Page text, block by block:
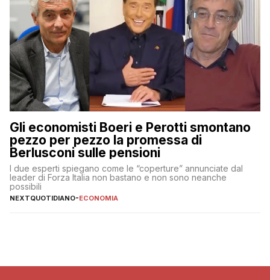
Gli economisti Boeri e Perotti smontano
pezzo per pezzo la promessa di
Berlusconi sulle pensioni
I due esperti spiegano come le “coperture” annunciate dal
leader di Forza Italia non bastano e non sono neanche
possibili
NEXTQUOTIDIANO-ECONOMIA